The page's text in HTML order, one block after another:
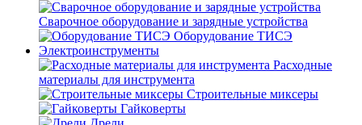
Сварочное оборудование и зарядные устройства
Оборудование ТИСЭ
Электроинструменты
Расходные
материалы для инструмента
Строительные миксеры
Гайковерты